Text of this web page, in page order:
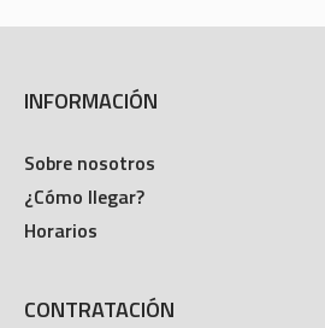
INFORMACIÓN
Sobre nosotros
¿Cómo llegar?
Horarios
CONTRATACIÓN